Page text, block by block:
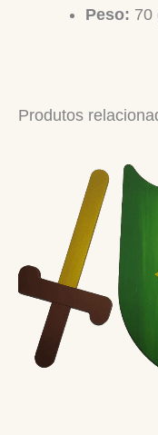
Peso: 70
Produtos